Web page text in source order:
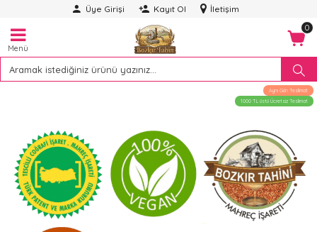
Üye Girişi Kayıt Ol İletişim
Menü
0
Aynı Gün Teslimat
1000 TL üstü Ücretsiz Teslimat